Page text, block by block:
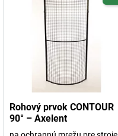
Rohový prvok CONTOUR
90° – Axelent